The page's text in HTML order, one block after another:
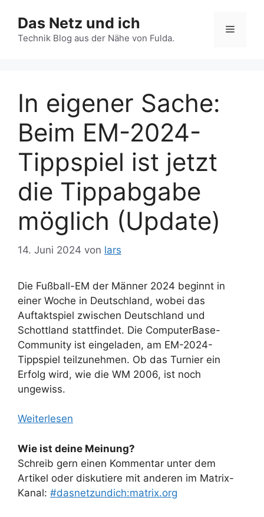
Inhalt
springen
Das Netz und ich
Technik Blog aus der Nähe von Fulda.
Menü
In eigener Sache:
Beim EM-2024-
Tippspiel ist jetzt
die Tippabgabe
möglich (Update)
14. Juni 2024 von lars
Die Fußball-EM der Männer 2024 beginnt in
einer Woche in Deutschland, wobei das
Auftaktspiel zwischen Deutschland und
Schottland stattfindet. Die ComputerBase-
Community ist eingeladen, am EM-2024-
Tippspiel teilzunehmen. Ob das Turnier ein
Erfolg wird, wie die WM 2006, ist noch
ungewiss.
Weiterlesen
Wie ist deine Meinung?
Schreib gern einen Kommentar unter dem
Artikel oder diskutiere mit anderen im Matrix-
Kanal: #dasnetzundich:matrix.org